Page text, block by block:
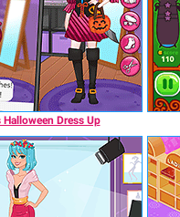
Dress Up